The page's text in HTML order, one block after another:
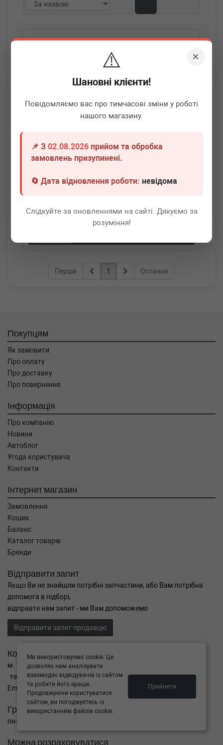
×
⚠️
Шановні клієнти!
Повідомляємо вас про тимчасові зміни у роботі
нашого магазину.
📌 З02.08.2026 прийом та обробка
замовлень призупинені.
🔄 Дата відновлення роботи:невідома
Слідкуйте за оновленнями на сайті. Дякуємо за
розуміння!
AIC 51816
50грн Всі ціни
Перша 1 Остання
Покупцям
Як замовити
Про оплату
Про доставку
Про повернення
Інформація
Про компанію
Новини
Автоблог
Угода користувача
Контакти
Інтернет магазин
Замовлення
Кошик
Баланс
Каталог товарів
Бренди
Відправити запит
Якщо Ви не знайшли потрібні запчастини, або Вам потрібна
допомога в підборі,
відправте нам запит - ми Вам допоможемо
Відправити запит продавцю
Контакти
м. Тернопіль вул. Микулинецька 106а
тел. +38(099)650-59-19
Email. autokitparts@yahoo.com
Графік роботи
пн-пт з 9:00 до 17:00, сб - вихідний, нд - вихідний
Можна розраховуватися
Ми використовуємо cookie. Це
дозволяє нам аналізувати
взаємодію відвідувачів із сайтом
та робити його краще.
Продовжуючи користуватися
сайтом, ви погоджуєтесь із
використанням файлів cookie.
Прийняти